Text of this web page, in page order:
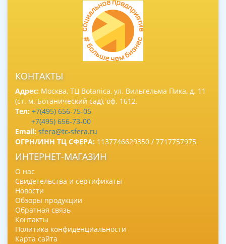
КОНТАКТЫ
Адрес: Москва, ТЦ Botanica, ул. Вильгельма Пика, д. 11
(ст. м. Ботанический сад), оф. 1612.
Тел: +7(495) 656-75-05
+7(495) 656-73-00
Email: sfera@tc-sfera.ru
ОГРН/ИНН ТЦ СФЕРА: 1137746629350 / 7717757975
ИНТЕРНЕТ-МАГАЗИН
О нас
Свидетельства и сертификаты
Новости
Обзоры продукции
Обратная связь
Контакты
Политика конфиденциальности
Карта сайта